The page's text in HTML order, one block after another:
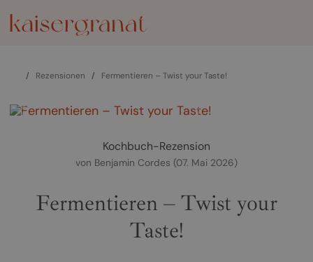
/ Rezensionen / Fermentieren – Twist your Taste!
Kochbuch-Rezension
von Benjamin Cordes (07. Mai 2026)
Fermentieren – Twist your
Taste!
zurück weiter